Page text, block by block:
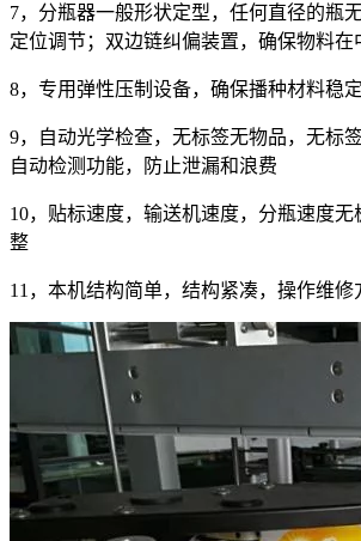
7，分瓶器一般形状定型，任何直径的瓶
定位调节；双边链纠偏装置，确保物料在
8，专用弹性压制设备，确保播种材料稳定
9，自动光学检查，无标签无物品，无标
自动检测功能，防止泄漏和浪费
10，贴标速度，输送机速度，分瓶速度无
整
11，本机结构简单，结构紧凑，操作维修